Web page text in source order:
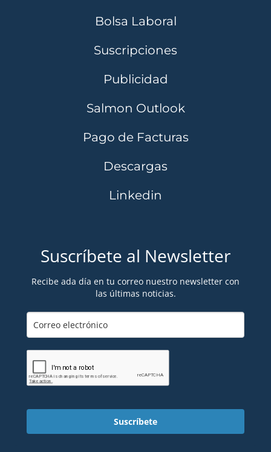
Bolsa Laboral
Suscripciones
Publicidad
Salmon Outlook
Pago de Facturas
Descargas
Linkedin
Suscríbete al Newsletter
Recibe ada día en tu correo nuestro newsletter con
las últimas noticias.
Suscríbete